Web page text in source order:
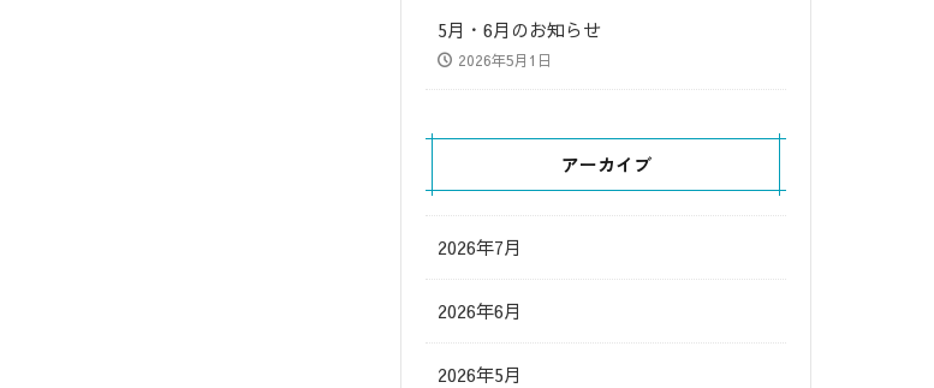
5月・6月のお知らせ
2026年5月1日
アーカイブ
2026年7月
2026年6月
2026年5月